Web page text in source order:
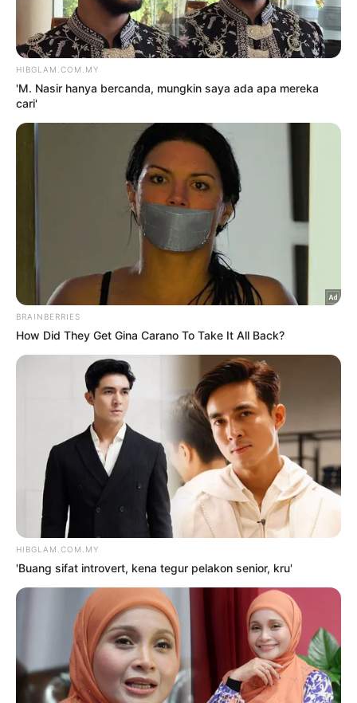
‘Tak ambil hati orang bertanya
soal anak, mereka ambil berat’
8 Ogos 2026
pakar terapi…’
8 Ogos 2026
TRENDING
Kasihan Aisha Retno, cakap
2 Ogos 2026
‘Tak pakai susuk, masih lelaki
tulen’ – Rashdan Baba kongsi tip
awet muda
6 Ogos 2026
Saya jumpa pakar psikiatri,
hadiri sesi kaunseling – Bella
Astillah
Siti Nurhaliza sebak, Noraniza
Idris ‘seram’ duet Hati Kama
5 Ogos 2026
‘Tak takut bekerjasama dengan